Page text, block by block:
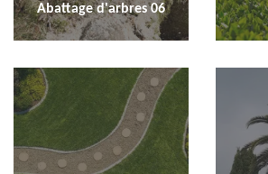
Abattage d'arbres 06